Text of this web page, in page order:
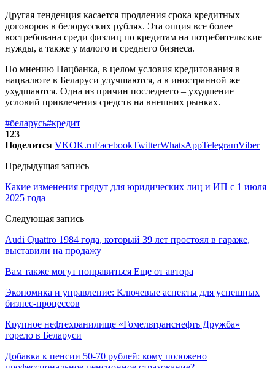
Другая тенденция касается продления срока кредитных
договоров в белорусских рублях. Эта опция все более
востребована среди физлиц по кредитам на потребительские
нужды, а также у малого и среднего бизнеса.
По мнению Нацбанка, в целом условия кредитования в
нацвалюте в Беларуси улучшаются, а в иностранной же
ухудшаются. Одна из причин последнего – ухудшение
условий привлечения средств на внешних рынках.
#беларусь#кредит
123
Поделится VKOK.ruFacebookTwitterWhatsAppTelegramViber
Предыдущая запись
Какие изменения грядут для юридических лиц и ИП с 1 июля
2025 года
Следующая запись
Audi Quattro 1984 года, который 39 лет простоял в гараже,
выставили на продажу
Вам также могут понравиться Еще от автора
Экономика и управление: Ключевые аспекты для успешных
бизнес-процессов
Крупное нефтехранилище «Гомельтранснефть Дружба»
горело в Беларуси
Добавка к пенсии 50-70 рублей: кому положено